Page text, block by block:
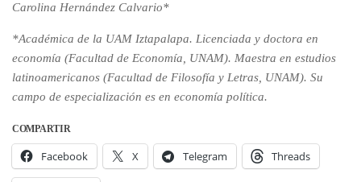
Carolina Hernández Calvario*
*Académica de la UAM Iztapalapa. Licenciada y doctora en
economía (Facultad de Economía, UNAM). Maestra en estudios
latinoamericanos (Facultad de Filosofía y Letras, UNAM). Su
campo de especialización es en economía política.
COMPARTIR
Facebook X Telegram Threads